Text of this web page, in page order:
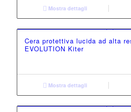
Mostra dettagli
Cera protettiva lucida ad alta
EVOLUTION Kiter
Mostra dettagli